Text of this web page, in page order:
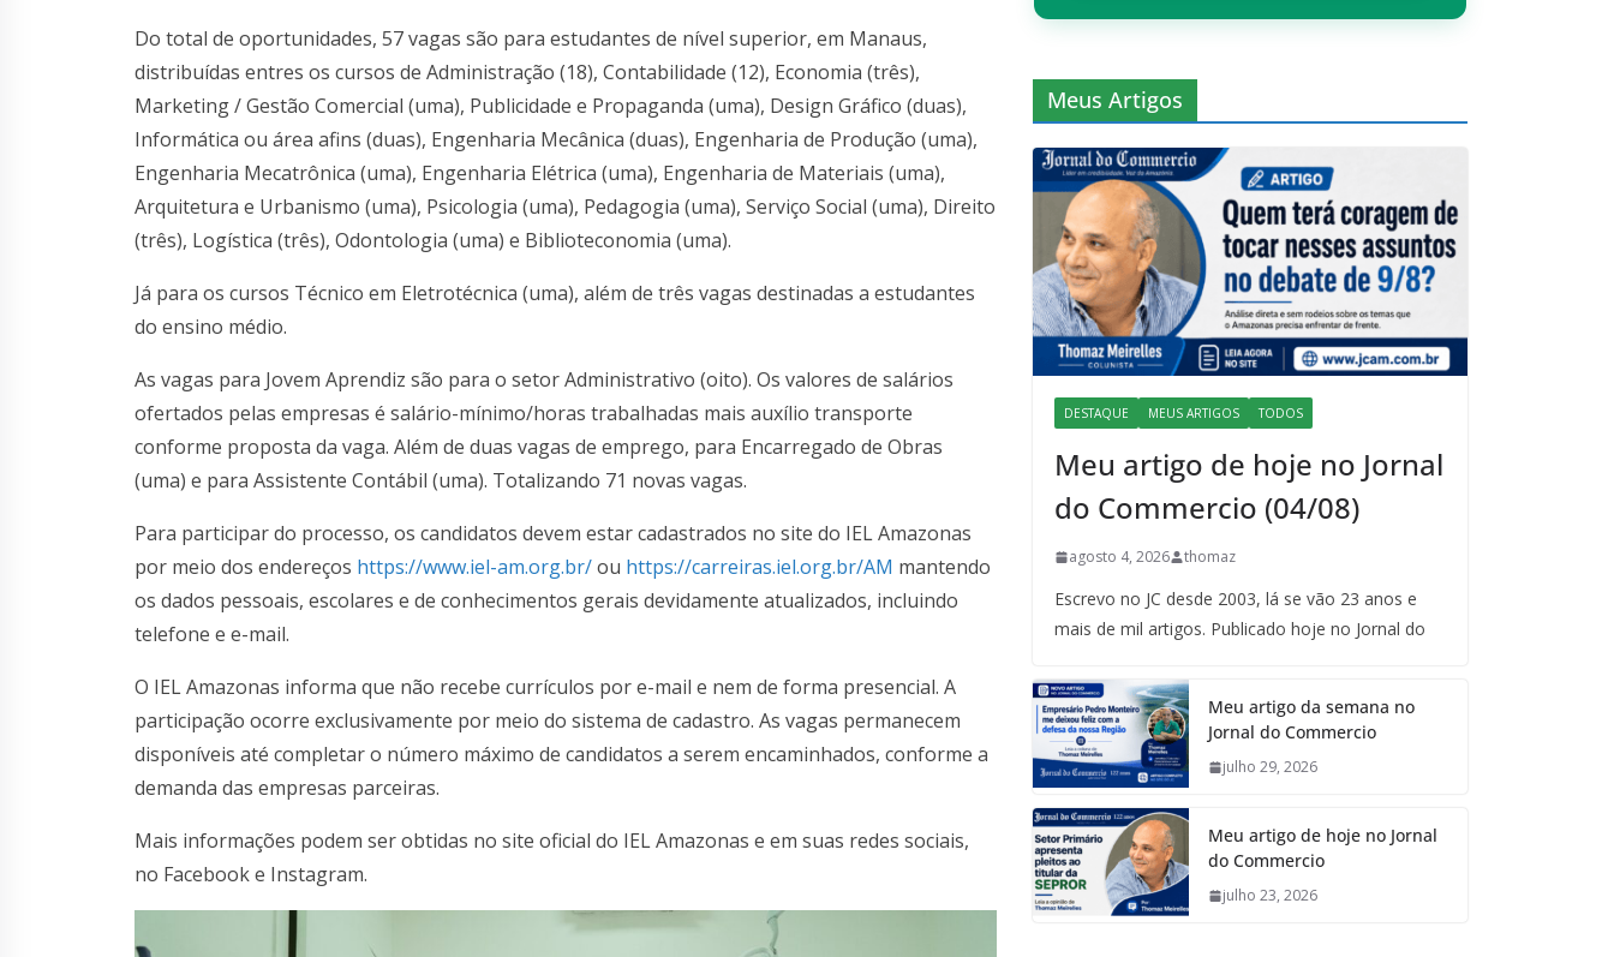
Do total de oportunidades, 57 vagas são para estudantes de nível superior, em Manaus,
distribuídas entres os cursos de Administração (18), Contabilidade (12), Economia (três),
Marketing / Gestão Comercial (uma), Publicidade e Propaganda (uma), Design Gráfico (duas),
Informática ou área afins (duas), Engenharia Mecânica (duas), Engenharia de Produção (uma),
Engenharia Mecatrônica (uma), Engenharia Elétrica (uma), Engenharia de Materiais (uma),
Arquitetura e Urbanismo (uma), Psicologia (uma), Pedagogia (uma), Serviço Social (uma), Direito
(três), Logística (três), Odontologia (uma) e Biblioteconomia (uma).
Já para os cursos Técnico em Eletrotécnica (uma), além de três vagas destinadas a estudantes
do ensino médio.
As vagas para Jovem Aprendiz são para o setor Administrativo (oito). Os valores de salários
ofertados pelas empresas é salário-mínimo/horas trabalhadas mais auxílio transporte
conforme proposta da vaga. Além de duas vagas de emprego, para Encarregado de Obras
(uma) e para Assistente Contábil (uma). Totalizando 71 novas vagas.
Para participar do processo, os candidatos devem estar cadastrados no site do IEL Amazonas
por meio dos endereços https://www.iel-am.org.br/ou https://carreiras.iel.org.br/AM mantendo
os dados pessoais, escolares e de conhecimentos gerais devidamente atualizados, incluindo
telefone e e-mail.
O IEL Amazonas informa que não recebe currículos por e-mail e nem de forma presencial. A
participação ocorre exclusivamente por meio do sistema de cadastro. As vagas permanecem
disponíveis até completar o número máximo de candidatos a serem encaminhados, conforme a
demanda das empresas parceiras.
Mais informações podem ser obtidas no site oficial do IEL Amazonas e em suas redes sociais,
no Facebook e Instagram.
Meus Artigos
DESTAQUE MEUS ARTIGOS TODOS
Meu artigo de hoje no Jornal
do Commercio (04/08)
agosto 4, 2026 thomaz
Escrevo no JC desde 2003, lá se vão 23 anos e
mais de mil artigos. Publicado hoje no Jornal do
Meu artigo da semana no
Jornal do Commercio
julho 29, 2026
Meu artigo de hoje no Jornal
do Commercio
julho 23, 2026